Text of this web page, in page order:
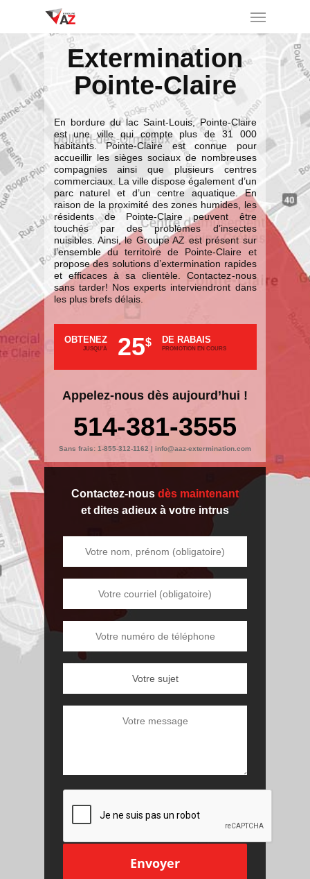
Extermination
Pointe-Claire
En bordure du lac Saint-Louis, Pointe-Claire
est une ville qui compte plus de 31 000
habitants. Pointe-Claire est connue pour
accueillir les sièges sociaux de nombreuses
compagnies ainsi que plusieurs centres
commerciaux. La ville dispose également d’un
parc naturel et d’un centre aquatique. En
raison de la proximité des zones humides, les
résidents de Pointe-Claire peuvent être
touchés par des problèmes d’insectes
nuisibles. Ainsi, le Groupe AZ est présent sur
l’ensemble du territoire de Pointe-Claire et
propose des solutions d’extermination rapides
et efficaces à sa clientèle. Contactez-nous
sans tarder! Nos experts interviendront dans
les plus brefs délais.
OBTENEZ
JUSQU'À 25$ DE RABAIS
PROMOTION EN COURS
Appelez-nous dès aujourd’hui !
514-381-3555
Sans frais: 1-855-312-1162 | info@aaz-extermination.com
Contactez-nous dès maintenant
et dites adieux à votre intrus